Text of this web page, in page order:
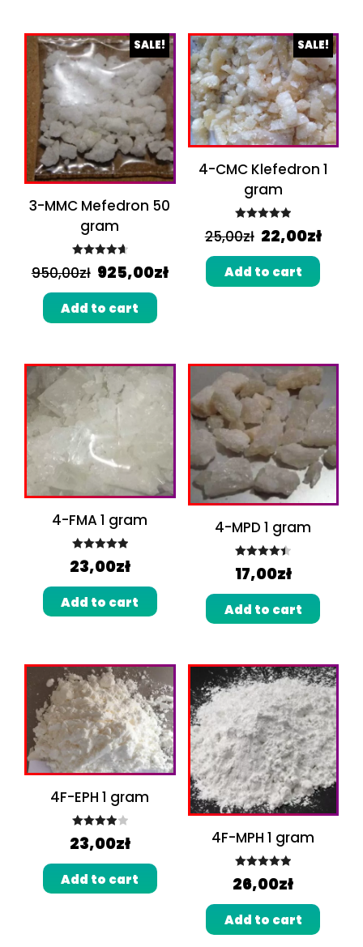
SALE!
3-MMC Mefedron 50
gram
Rated4.75
950,00zł 925,00zł
Add to cart
SALE!
4-CMC Klefedron 1
gram
Rated5.00
25,00zł 22,00zł
Add to cart
4-FMA 1 gram
Rated 5.00
out of 5
23,00zł
Add to cart
4-MPD 1 gram
Rated 4.50
out of 5
17,00zł
Add to cart
4F-EPH 1 gram
Rated
4.00
23,00zł
Add to cart
4F-MPH 1 gram
Rated 5.00
out of 5
26,00zł
Add to cart